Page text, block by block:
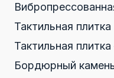
Тактильная плитка
Тактильная
Бордюрный